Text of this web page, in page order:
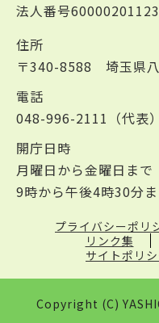
法人番号
住所
〒340-8588 埼玉県
電話
048-996-2111（代表）
開庁日時
月曜日から金曜日ま
9時から午後4時30分
プライバシーポリ
リンク集
サイトポリ
Copyright (C)